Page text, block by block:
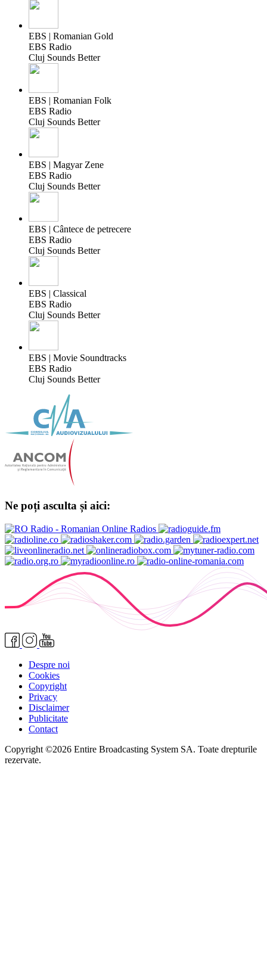
EBS | Romanian Gold
EBS Radio
Cluj Sounds Better
EBS | Romanian Folk
EBS Radio
Cluj Sounds Better
EBS | Magyar Zene
EBS Radio
Cluj Sounds Better
EBS | Cântece de petrecere
EBS Radio
Cluj Sounds Better
EBS | Classical
EBS Radio
Cluj Sounds Better
EBS | Movie Soundtracks
EBS Radio
Cluj Sounds Better
Ne poți asculta și aici:
Despre noi
Cookies
Copyright
Privacy
Disclaimer
Publicitate
Contact
Copyright ©2026 Entire Broadcasting System SA. Toate drepturile
rezervate.